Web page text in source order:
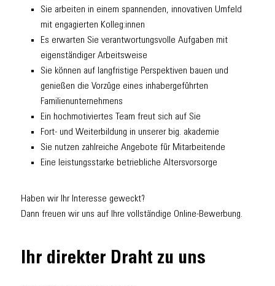
Sie arbeiten in einem spannenden, innovativen Umfeld
mit engagierten Kolleg:innen
Es erwarten Sie verantwortungsvolle Aufgaben mit
eigenständiger Arbeitsweise
Sie können auf langfristige Perspektiven bauen und
genießen die Vorzüge eines inhabergeführten
Familienunternehmens
Ein hochmotiviertes Team freut sich auf Sie
Fort- und Weiterbildung in unserer big. akademie
Sie nutzen zahlreiche Angebote für Mitarbeitende
Eine leistungsstarke betriebliche Altersvorsorge
Haben wir Ihr Interesse geweckt?
Dann freuen wir uns auf Ihre vollständige Online-Bewerbung.
Ihr direkter Draht zu uns